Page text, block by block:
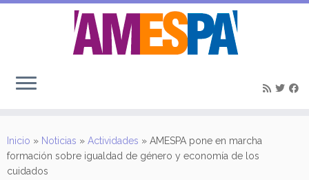
contenido
Inicio » Noticias » Actividades » AMESPA pone en marcha
formación sobre igualdad de género y economía de los
cuidados